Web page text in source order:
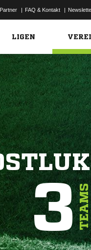
Partner | FAQ & Kontakt |
LIGEN
3TEAMS